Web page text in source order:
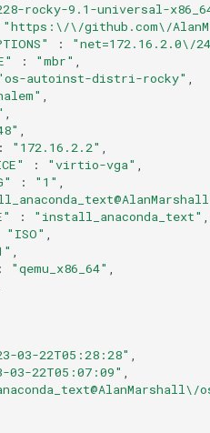
rocky-9.1-universal-
"https:\/\/github.com\/
:
"net=172.16.2.0\/
: "mbr"
autoinst-distri-rocky"
: "172.16.2.2"
: "virtio-vga"
: "1"
:
"install_anaconda_text"
"ISO"
: "qemu_x86_64"
03-22T05:28:28"
03-22T05:07:09"